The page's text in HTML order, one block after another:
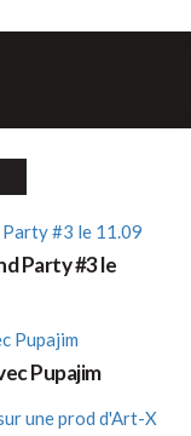
Party #3 le
Pupajim